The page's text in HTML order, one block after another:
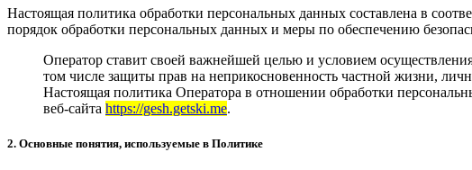
Настоящая политика обработки персональных данных составлена в
порядок обработки персональных данных и меры по обеспечению
Оператор ставит своей важнейшей целью и условием
том числе защиты прав на неприкосновенность частной жизни,
Настоящая политика Оператора в отношении обработки
веб-сайта https://gesh.getski.me.
2. Основные понятия, используемые в Политике